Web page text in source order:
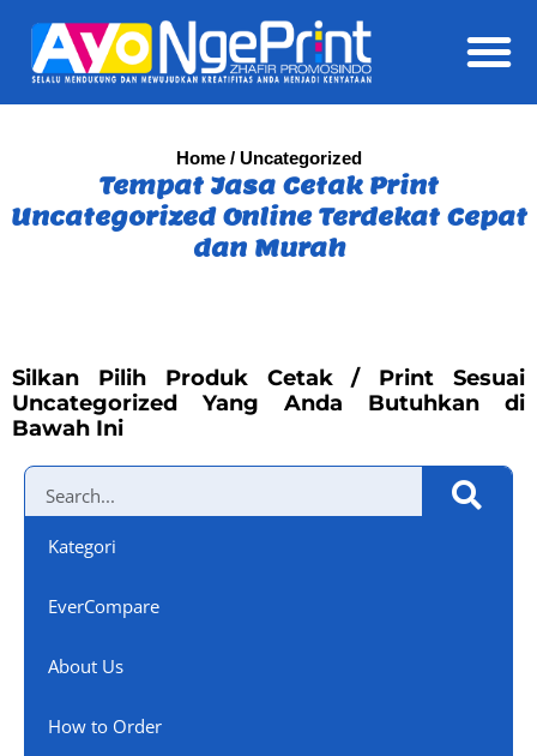
Home/ Uncategorized
Tempat Jasa Cetak Print
Uncategorized Online Terdekat Cepat
dan Murah
Silkan Pilih Produk Cetak / Print Sesuai
Uncategorized Yang Anda Butuhkan di
Bawah Ini
Kategori
EverCompare
About Us
How to Order